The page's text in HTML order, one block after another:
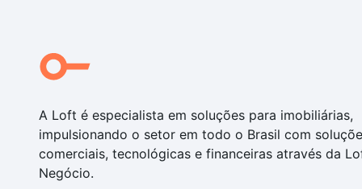
A Loft é especialista em soluções para imobiliárias,
impulsionando o setor em todo o Brasil com
comerciais, tecnológicas e financeiras através da
Negócio.